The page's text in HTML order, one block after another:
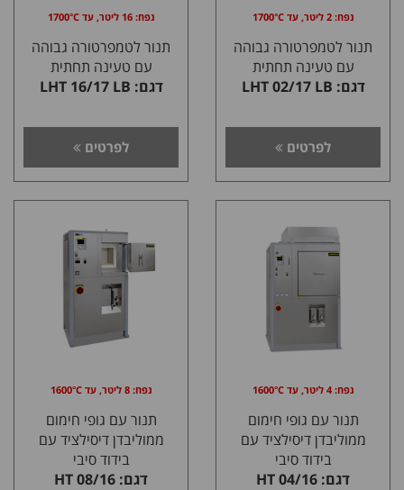
נפח: 2 ליטר, עד 1700°C
תנור לטמפרטורה גבוהה
עם טעינה תחתית
דגם: LHT 02/17 LB
לפרטים
נפח: 16 ליטר, עד 1700°C
תנור לטמפרטורה גבוהה
עם טעינה תחתית
דגם: LHT 16/17 LB
לפרטים
נפח: 4 ליטר, עד 1600°C
תנור עם גופי חימום
ממוליבדן דיסילציד עם
בידוד סיבי
דגם: HT 04/16
נפח: 8 ליטר, עד 1600°C
תנור עם גופי חימום
ממוליבדן דיסילציד עם
בידוד סיבי
דגם: HT 08/16